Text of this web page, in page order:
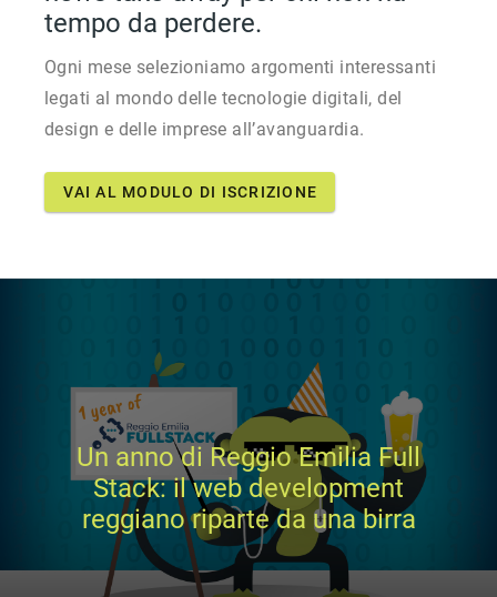
tempo da perdere.
Ogni mese selezioniamo argomenti interessanti
legati al mondo delle tecnologie digitali, del
design e delle imprese all’avanguardia.
VAI AL MODULO DI ISCRIZIONE
Un anno di Reggio Emilia Full
Stack: il web development
reggiano riparte da una birra